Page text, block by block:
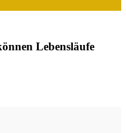
Lebensläufe